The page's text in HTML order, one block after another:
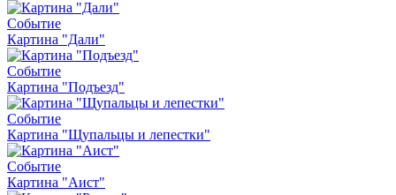
Событие
Картина "Дали"
Событие
Картина "Подъезд"
Событие
Картина "Щупальцы и лепестки"
Событие
Картина "Аист"